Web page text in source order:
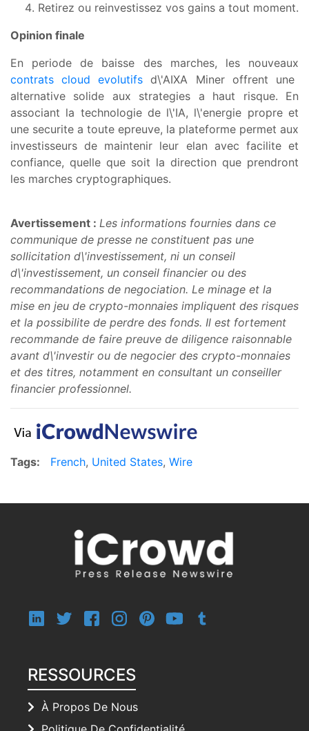
Retirez ou reinvestissez vos gains a tout moment.
Opinion finale
En periode de baisse des marches, les nouveaux
contrats cloud evolutifs d\'AIXA Miner offrent une
alternative solide aux strategies a haut risque. En
associant la technologie de l\'IA, l\'energie propre et
une securite a toute epreuve, la plateforme permet aux
investisseurs de maintenir leur elan avec facilite et
confiance, quelle que soit la direction que prendront
les marches cryptographiques.
Avertissement : Les informations fournies dans ce
communique de presse ne constituent pas une
sollicitation d\'investissement, ni un conseil
d\'investissement, un conseil financier ou des
recommandations de negociation. Le minage et la
mise en jeu de crypto-monnaies impliquent des risques
et la possibilite de perdre des fonds. Il est fortement
recommande de faire preuve de diligence raisonnable
avant d\'investir ou de negocier des crypto-monnaies
et des titres, notamment en consultant un conseiller
financier professionnel.
Tags: French, United States, Wire
RESSOURCES
À Propos De Nous